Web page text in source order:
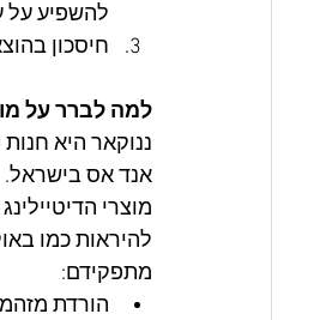
להשפיע על
חיסכון
למה לברר על
ננוקאר היא חנות
אנד אס בישראל.
מוצרי
להיראות כמו
מתפקידם:
הורדת